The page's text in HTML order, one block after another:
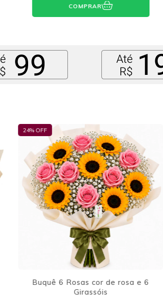
COMPRAR
Buquê de flores com girassol e
margaridas